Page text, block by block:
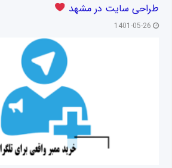
طراحی سایت در مشهد
1401-05-26